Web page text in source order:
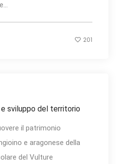
201
sviluppo del territorio
il patrimonio
e aragonese della
del Vulture